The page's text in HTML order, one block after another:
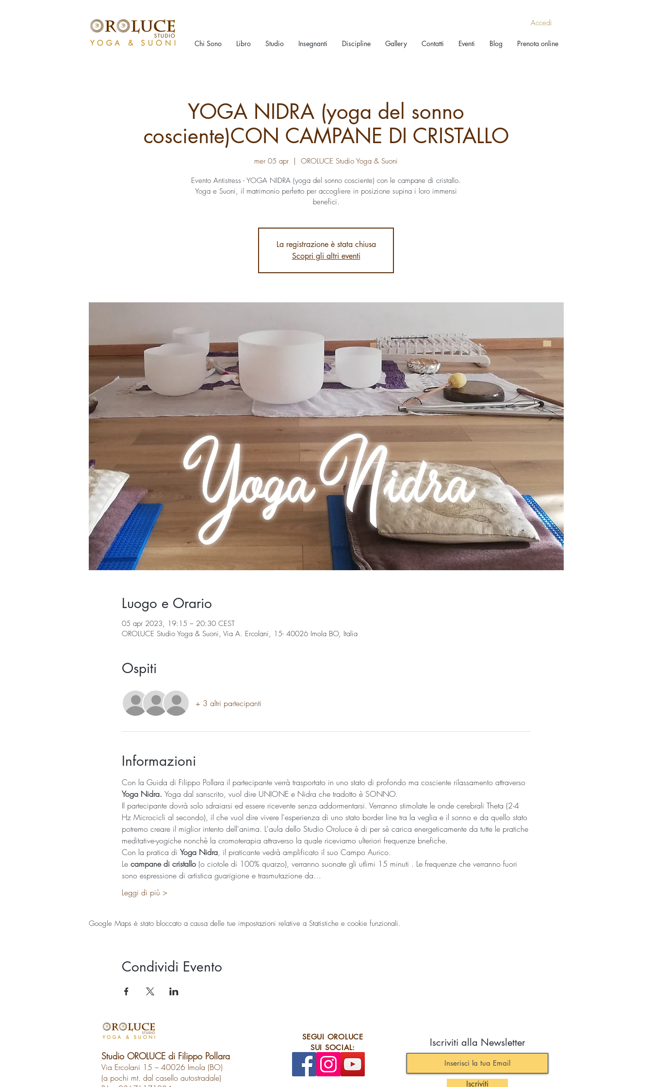
Chi Sono Libro Studio Insegnanti Discipline Gallery Contatti Eventi Blog Prenota online
Accedi
YOGA NIDRA (yoga del sonno
cosciente)CON CAMPANE DI CRISTALLO
mer 05 apr
  |
OROLUCE Studio Yoga & Suoni
Evento Antistress - YOGA NIDRA (yoga del sonno cosciente) con le campane di cristallo.
Yoga e Suoni, il matrimonio perfetto per accogliere in posizione supina i loro immensi
benefici.
La registrazione è stata chiusa
Scopri gli altri eventi
Luogo e Orario
05 apr 2023, 19:15 – 20:30 CEST
OROLUCE Studio Yoga & Suoni, Via A. Ercolani, 15- 40026 Imola BO, Italia
Ospiti
+ 3 altri partecipanti
Informazioni
Con la Guida di Filippo Pollara il partecipante verrà trasportato in uno stato di profondo ma cosciente rilassamento attraverso
Yoga Nidra. Yoga dal sanscrito, vuol dire UNIONE e Nidra che tradotto è SONNO.
Il partecipante dovrà solo sdraiarsi ed essere ricevente senza addormentarsi. Verranno stimolate le onde cerebrali Theta (2-4
Hz Microcicli al secondo), il che vuol dire vivere l'esperienza di uno stato border line tra la veglia e il sonno e da quello stato
potremo creare il miglior intento dell'anima. L'aula dello Studio Oroluce è di per sè carica energeticamente da tutte le pratiche
meditative-yogiche nonchè la cromoterapia attraverso la quale riceviamo ulteriori frequenze bnefiche.
Con la pratica di Yoga Nidra, il praticante vedrà amplificato il suo Campo Aurico.
Le campane di cristallo (o ciotole di 100% quarzo), verranno suonate gli utlimi 15 minuti . Le frequenze che verranno fuori
sono espressione di artistica guarigione e trasmutazione da…
Leggi di più >
Google Maps è stato bloccato a causa delle tue impostazioni relative a Statistiche e cookie funzionali.
Condividi Evento
Studio OROLUCE di Filippo Pollara
Via Ercolani 15 – 40026 Imola (BO)
(a pochi mt. dal casello autostradale)
SEGUI OROLUCE
SUI SOCIAL:
Iscriviti alla Newsletter
Iscriviti